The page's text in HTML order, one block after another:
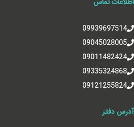
09939697514
09045028005
09011482424
09335324868
09121255824
آدرس دفتر